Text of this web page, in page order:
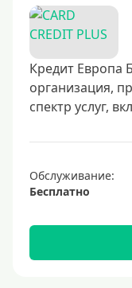
25000 руб
30000 руб
40000 руб
50000 руб
60000 руб
70000 руб
100000 руб
Кредит Европа
организация,
спектр услуг,
Обслуживание:
Бесплатно